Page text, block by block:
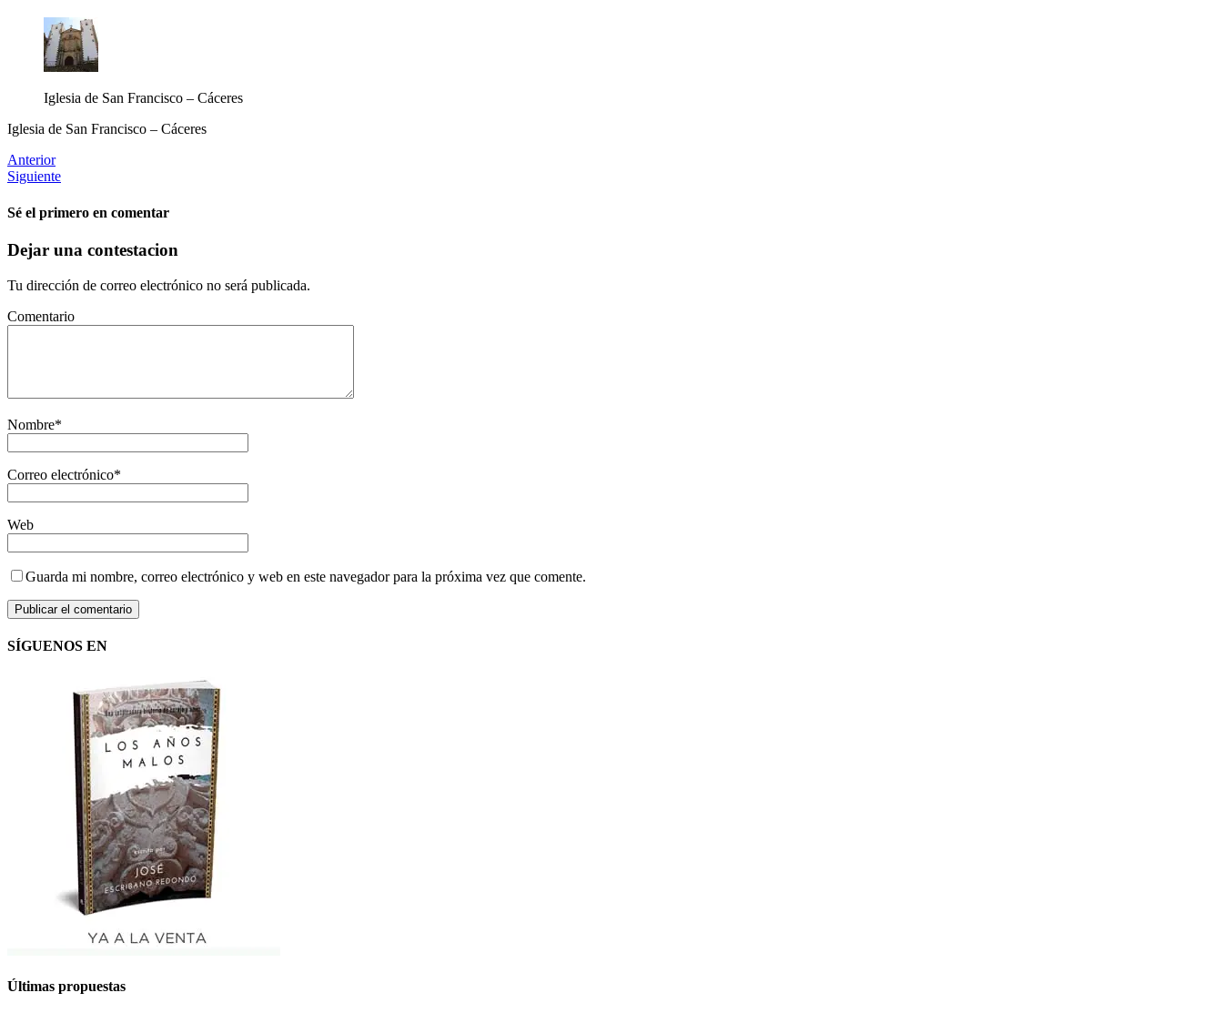
Iglesia de San Francisco – Cáceres
Iglesia de San Francisco – Cáceres
Anterior
Siguiente
Sé el primero en comentar
Dejar una contestacion
Tu dirección de correo electrónico no será publicada.
Comentario
Nombre*
Correo electrónico*
Web
Guarda mi nombre, correo electrónico y web en este navegador para la próxima vez que comente.
SÍGUENOS EN
Últimas propuestas